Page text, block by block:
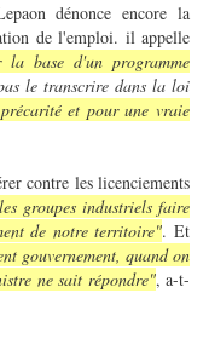
dénonce encore la
de l'emploi. il appelle
la base d'un programme
le transcrire dans la loi
et pour une vraie
contre les licenciements
groupes industriels faire
de notre territoire". Et
gouvernement, quand on
ne sait répondre", a-t-